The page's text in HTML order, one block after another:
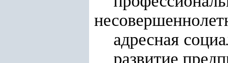
адресная
развитие